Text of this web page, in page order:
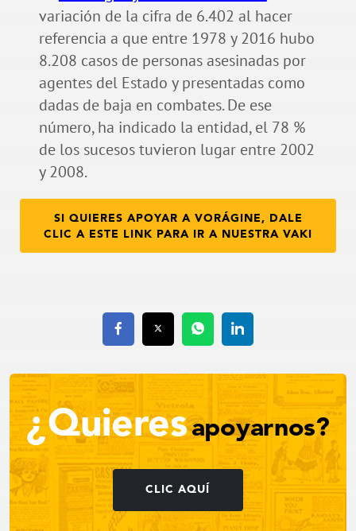
variación de la cifra de 6.402 al hacer
referencia a que entre 1978 y 2016 hubo
8.208 casos de personas asesinadas por
agentes del Estado y presentadas como
dadas de baja en combates. De ese
número, ha indicado la entidad, el 78 %
de los sucesos tuvieron lugar entre 2002
y 2008.
SI QUIERES APOYAR A VORÁGINE, DALE
CLIC A ESTE LINK PARA IR A NUESTRA VAKI
¿Quieresapoyarnos?
CLIC AQUÍ